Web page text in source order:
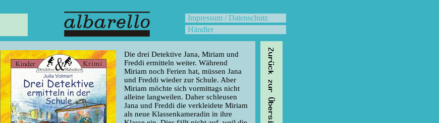
Impressum / Datenschutz
Händler
Die drei Detektive Jana, Miriam und
Freddi ermitteln weiter. Während
Miriam noch Ferien hat, müssen Jana
und Freddi wieder zur Schule. Aber
Miriam möchte sich vormittags nicht
alleine langweilen. Daher schleusen
Jana und Freddi die verkleidete Miriam
als neue Klassenkameradin in ihre